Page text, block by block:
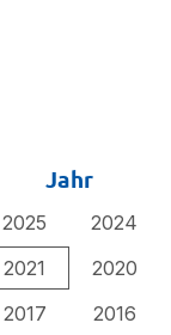
Jahr
2025 2024
2021 2020
2017 2016